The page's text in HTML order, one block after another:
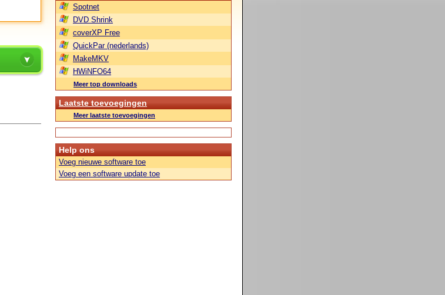
Spotnet
DVD Shrink
coverXP Free
QuickPar (nederlands)
MakeMKV
HWiNFO64
Meer top downloads
Laatste toevoegingen
Meer laatste toevoegingen
Help ons
Voeg nieuwe software toe
Voeg een software update toe